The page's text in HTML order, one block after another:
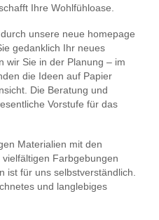
Ihre Wohlfühloase.
unsere neue homepage
gedanklich Ihr neues
wir Sie in der Planung – im
die Ideen auf Papier
Die Beratung und
Vorstufe für das
Materialien mit den
Farbgebungen
ist für uns selbstverständlich.
und langlebiges